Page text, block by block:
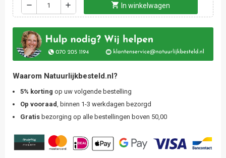
remove add shopping_cart In winkelwagen
Waarom Natuurlijkbesteld.nl?
5% korting op uw volgende bestelling
Op vooraad
, binnen 1-3 werkdagen bezorgd
Gratis bezorging op alle bestellingen boven 50,00